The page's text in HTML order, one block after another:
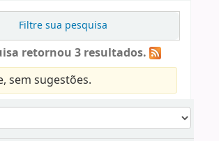
Filtre sua pesquisa
retornou 3 resultados.
sem sugestões.